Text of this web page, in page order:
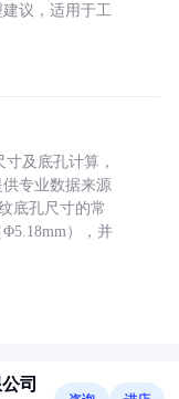
议，适用于工
及底孔计算，
专业数据来源
底孔尺寸的常
），并
司